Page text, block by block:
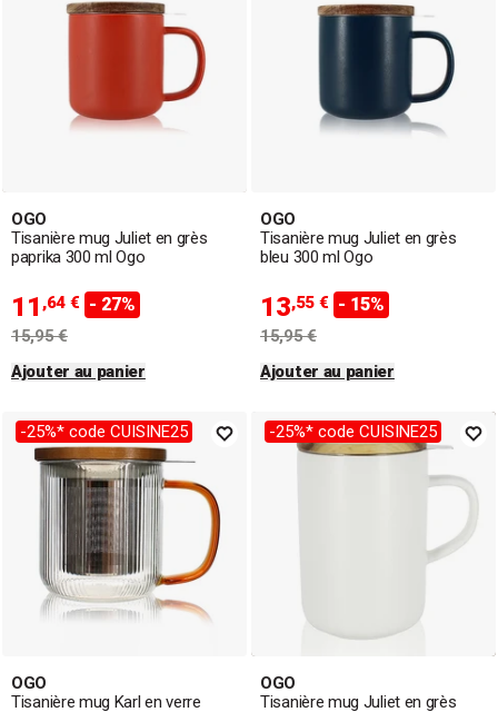
OGO
Tisanière mug Juliet en grès
paprika 300 ml Ogo
11 ,64 € - 27%
15,95 €
Ajouter au panier
OGO
Tisanière mug Juliet en grès
bleu 300 ml Ogo
13,55 € - 15%
15,95 €
Ajouter au panier
-25%* code CUISINE25
OGO
Tisanière mug Karl en verre
-25%* code CUISINE25
OGO
Tisanière mug Juliet en grès